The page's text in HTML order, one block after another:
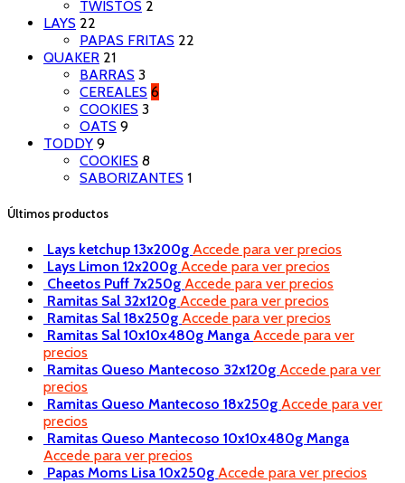
TWISTOS 2
LAYS 22
PAPAS FRITAS 22
QUAKER 21
BARRAS 3
CEREALES 6
COOKIES 3
OATS 9
TODDY 9
COOKIES 8
SABORIZANTES 1
Últimos productos
Lays ketchup 13x200g Accede para ver precios
Lays Limon 12x200g Accede para ver precios
Cheetos Puff 7x250g Accede para ver precios
Ramitas Sal 32x120g Accede para ver precios
Ramitas Sal 18x250g Accede para ver precios
Ramitas Sal 10x10x480g Manga Accede para ver
precios
Ramitas Queso Mantecoso 32x120g Accede para ver
precios
Ramitas Queso Mantecoso 18x250g Accede para ver
precios
Ramitas Queso Mantecoso 10x10x480g Manga
Accede para ver precios
Papas Moms Lisa 10x250g Accede para ver precios